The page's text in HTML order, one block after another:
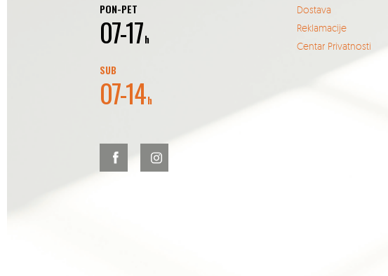
PON-PET
07-17h
SUB
07-14h
Dostava
Reklamacije
Centar Privatnosti